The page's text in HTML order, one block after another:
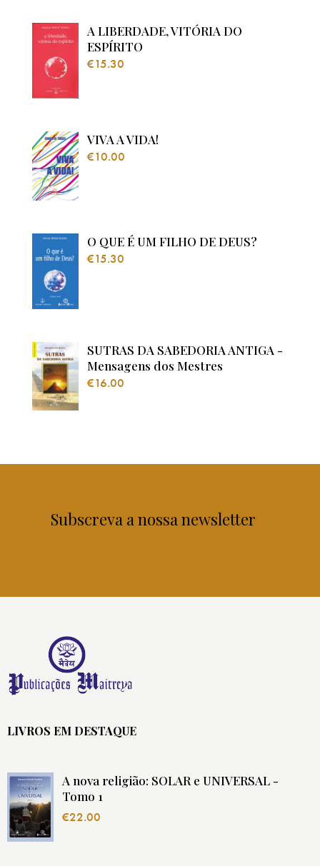
A LIBERDADE, VITÓRIA DO
ESPÍRITO
€15.30
VIVA A VIDA!
€10.00
O QUE É UM FILHO DE DEUS?
€15.30
SUTRAS DA SABEDORIA ANTIGA -
Mensagens dos Mestres
€16.00
Subscreva a nossa newsletter
LIVROS EM DESTAQUE
A nova religião: SOLAR e UNIVERSAL -
Tomo 1
€22.00